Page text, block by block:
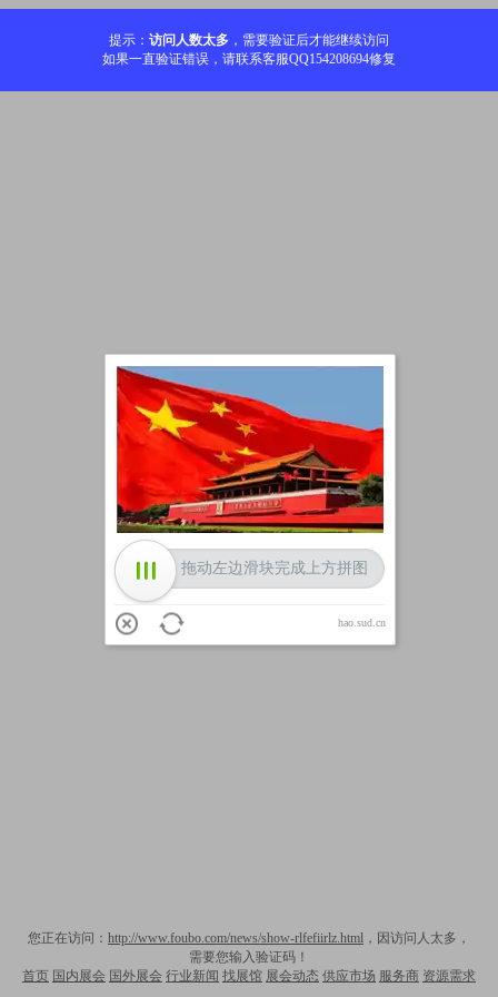
提示： 访问人数太多 ，需要验证后才能继续访问
如果一直验证错误，请联系客服QQ154208694修复
您正在访问： http://www.foubo.com/news/show-rlfefiirlz.html ，因访问人太多，
需要您输入验证码！
首页 国内展会 国外展会 行业新闻 找展馆 展会动态 供应市场 服务商 资源需求
加载中
拖动左边滑块完成上方拼图
hao.sud.cn